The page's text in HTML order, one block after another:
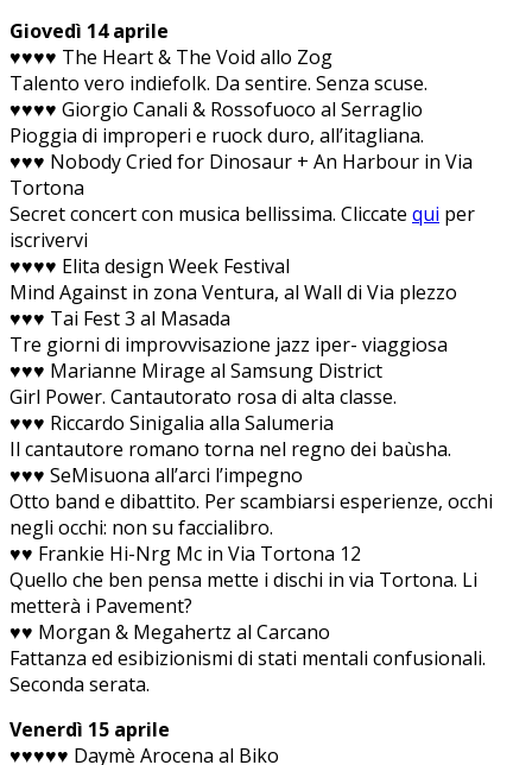
Giovedì 14 aprile
♥♥♥♥ The Heart & The Void allo Zog
Talento vero indiefolk. Da sentire. Senza scuse.
♥♥♥♥ Giorgio Canali & Rossofuoco al Serraglio
Pioggia di improperi e ruock duro, all’itagliana.
♥♥♥ Nobody Cried for Dinosaur + An Harbour in Via
Tortona
Secret concert con musica bellissima. Cliccate qui per
iscrivervi
♥♥♥♥ Elita design Week Festival
Mind Against in zona Ventura, al Wall di Via plezzo
♥♥♥ Tai Fest 3 al Masada
Tre giorni di improvvisazione jazz iper- viaggiosa
♥♥♥ Marianne Mirage al Samsung District
Girl Power. Cantautorato rosa di alta classe.
♥♥♥ Riccardo Sinigalia alla Salumeria
Il cantautore romano torna nel regno dei baùsha.
♥♥♥ SeMisuona all’arci l’impegno
Otto band e dibattito. Per scambiarsi esperienze, occhi
negli occhi: non su faccialibro.
♥♥ Frankie Hi-Nrg Mc in Via Tortona 12
Quello che ben pensa mette i dischi in via Tortona. Li
metterà i Pavement?
♥♥ Morgan & Megahertz al Carcano
Fattanza ed esibizionismi di stati mentali confusionali.
Seconda serata.
Venerdì 15 aprile
♥♥♥♥♥ Daymè Arocena al Biko